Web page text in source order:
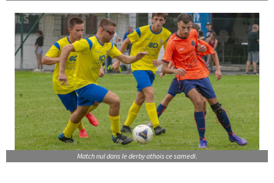
Match nul dans le derby athois ce samedi.